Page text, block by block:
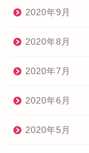
2020年9月
2020年8月
2020年7月
2020年6月
2020年5月